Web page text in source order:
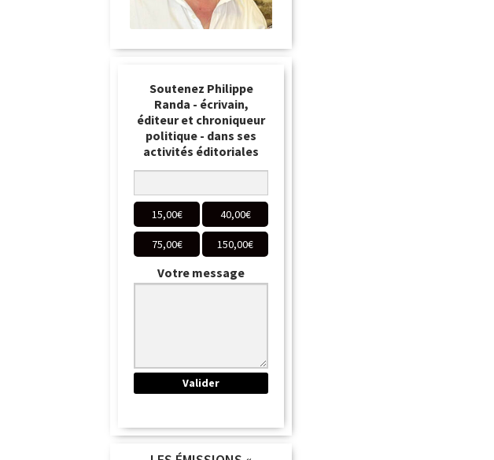
Soutenez Philippe
Randa - écrivain,
éditeur et chroniqueur
politique - dans ses
activités éditoriales
15,00€ 40,00€
75,00€ 150,00€
Votre message